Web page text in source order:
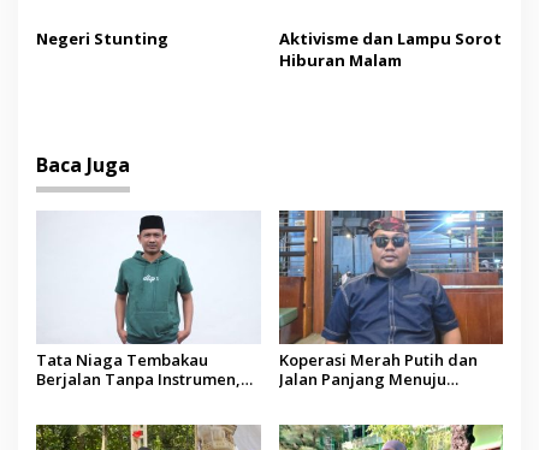
Mengetuk Dapur Rakyat
Kepulauan
Telekomunikasi di Pulau
Raas
Negeri Stunting
Aktivisme dan Lampu Sorot
Hiburan Malam
Baca Juga
Tata Niaga Tembakau
Berjalan Tanpa Instrumen,
Koperasi Merah Putih dan
Jalan Panjang Menuju